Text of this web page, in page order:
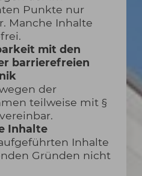
Punkte nur
Manche Inhalte
mit den
barrierefreien
der
teilweise mit §
Inhalte
Inhalte
Gründen nicht